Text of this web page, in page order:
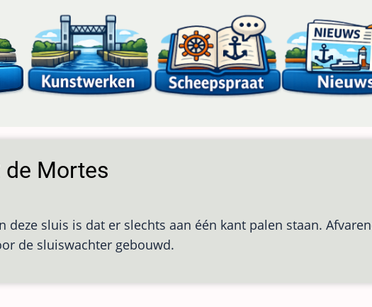
de Mortes
deze sluis is dat er slechts aan één kant palen staan.
de sluiswachter gebouwd.